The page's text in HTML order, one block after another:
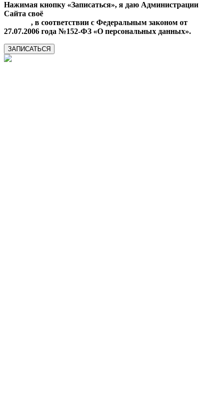
Нажимая кнопку «Записаться», я даю Администрации
Сайта своё
, в соответствии с Федеральным законом от
27.07.2006 года №152-ФЗ «О персональных данных».
ЗАПИСАТЬСЯ